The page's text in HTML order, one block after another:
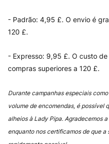
- Padrão: 4,95 £. O envio é
120 £.
- Expresso: 9,95 £. O custo
compras superiores a 120 £.
Durante campanhas especiais
volume de encomendas, é possível
alheios à Lady Pipa. Agradecemos
enquanto nos certificamos de que a